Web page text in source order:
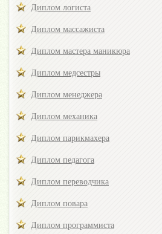
Диплом логиста
Диплом массажиста
Диплом мастера маникюра
Диплом медсестры
Диплом менеджера
Диплом механика
Диплом парикмахера
Диплом педагога
Диплом переводчика
Диплом повара
Диплом программиста